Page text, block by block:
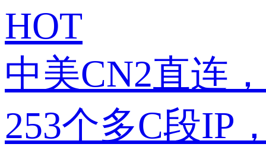
HOT
中美CN2直连
253个多C段IP